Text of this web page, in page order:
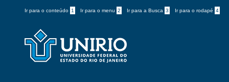
Ir para o conteúdo 1 Ir para o menu 2 Ir para a Busca 3 Ir para o rodapé 4